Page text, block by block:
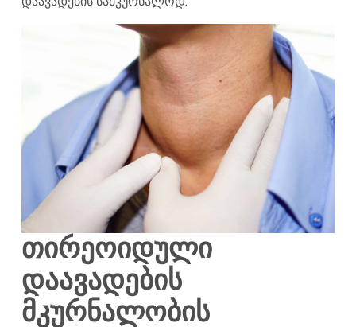
თირეოიდული
დაავადების
მკურნალობის